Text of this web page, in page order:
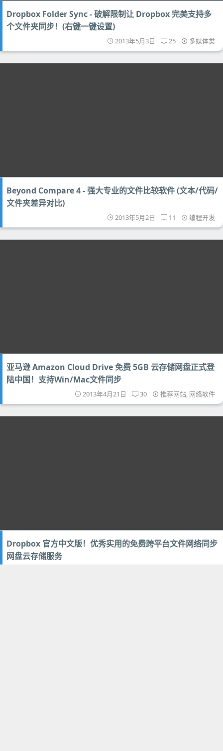
Dropbox Folder Sync - 破解限制让 Dropbox 完美支持多
个文件夹同步！(右键一键设置)
2013年5月3日 25 多媒体类
Beyond Compare 4 - 强大专业的文件比较软件 (文本/代码/
文件夹差异对比)
2013年5月2日 11 编程开发
亚马逊 Amazon Cloud Drive 免费 5GB 云存储网盘正式登
陆中国！支持Win/Mac文件同步
2013年4月21日 30 推荐网站, 网络软件
Dropbox 官方中文版！优秀实用的免费跨平台文件网络同步
网盘云存储服务